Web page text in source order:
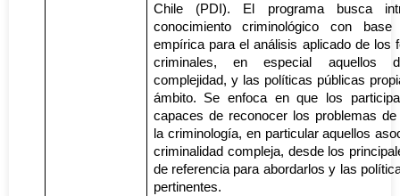
Chile (PDI). El programa busca
conocimiento criminológico con
empírica para el análisis aplicado de los
criminales, en especial aquellos
complejidad, y las políticas públicas
ámbito. Se enfoca en que los
capaces de reconocer los problemas
la criminología, en particular aquellos
criminalidad compleja, desde los
de referencia para abordarlos y las
pertinentes.